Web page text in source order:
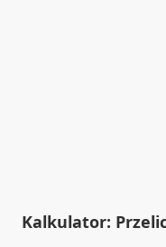
Kalkulator: